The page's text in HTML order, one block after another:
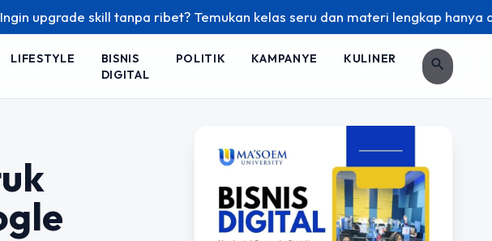
skill tanpa ribet? Temukan kelas seru dan materi lengkap hanya di
LIFESTYLE
BISNIS
DIGITAL
POLITIK KAMPANYE KULINER search